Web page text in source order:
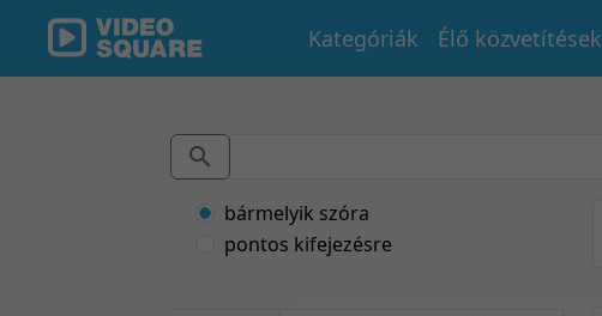
Kategóriák Élő közvetítések
bármelyik szóra
pontos kifejezésre